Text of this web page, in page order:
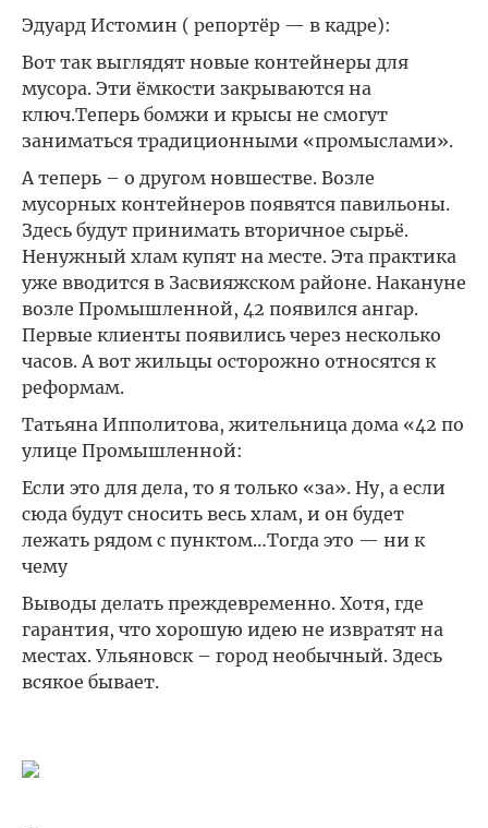
Эдуард Истомин ( репортёр — в кадре):
Вот так выглядят новые контейнеры для
мусора. Эти ёмкости закрываются на
ключ.Теперь бомжи и крысы не смогут
заниматься традиционными «промыслами».
А теперь – о другом новшестве. Возле
мусорных контейнеров появятся павильоны.
Здесь будут принимать вторичное сырьё.
Ненужный хлам купят на месте. Эта практика
уже вводится в Засвияжском районе. Накануне
возле Промышленной, 42 появился ангар.
Первые клиенты появились через несколько
часов. А вот жильцы осторожно относятся к
реформам.
Татьяна Ипполитова, жительница дома «42 по
улице Промышленной:
Если это для дела, то я только «за». Ну, а если
сюда будут сносить весь хлам, и он будет
лежать рядом с пунктом…Тогда это — ни к
чему
Выводы делать преждевременно. Хотя, где
гарантия, что хорошую идею не извратят на
местах. Ульяновск – город необычный. Здесь
всякое бывает.